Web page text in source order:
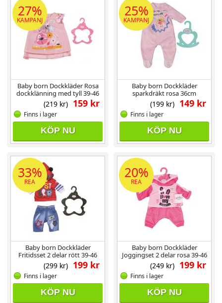
27%
KAMPANJ
Baby born Dockkläder Rosa
dockklänning med tyll 39-46
cm
159 kr
(219 kr)
Finns i lager
KÖP NU
25%
KAMPANJ
Baby born Dockkläder
sparkdräkt rosa 36cm
149 kr
(199 kr)
Finns i lager
KÖP NU
33%
REA
Baby born Dockkläder
Fritidsset 2 delar rött 39-46
cm
199 kr
(299 kr)
Finns i lager
KÖP NU
20%
REA
Baby born Dockkläder
Joggingset 2 delar rosa 39-46
cm
199 kr
(249 kr)
Finns i lager
KÖP NU